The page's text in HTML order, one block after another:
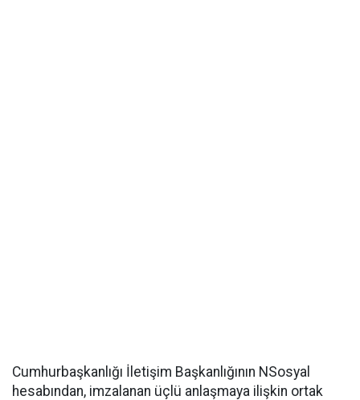
Cumhurbaşkanlığı İletişim Başkanlığının NSosyal
hesabından, imzalanan üçlü anlaşmaya ilişkin ortak